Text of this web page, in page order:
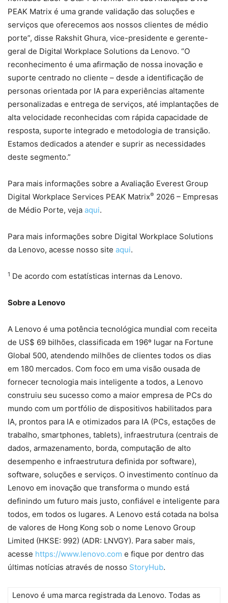
PEAK Matrix é uma grande validação das soluções e
serviços que oferecemos aos nossos clientes de médio
porte”, disse Rakshit Ghura, vice-presidente e gerente-
geral de Digital Workplace Solutions da Lenovo. “O
reconhecimento é uma afirmação de nossa inovação e
suporte centrado no cliente – desde a identificação de
personas orientada por IA para experiências altamente
personalizadas e entrega de serviços, até implantações de
alta velocidade reconhecidas com rápida capacidade de
resposta, suporte integrado e metodologia de transição.
Estamos dedicados a atender e suprir as necessidades
deste segmento.”
Para mais informações sobre a Avaliação Everest Group
Digital Workplace Services PEAK Matrix® 2026 – Empresas
de Médio Porte, veja aqui.
Para mais informações sobre Digital Workplace Solutions
da Lenovo, acesse nosso site aqui.
1 De acordo com estatísticas internas da Lenovo.
Sobre a Lenovo
A Lenovo é uma potência tecnológica mundial com receita
de US$ 69 bilhões, classificada em 196º lugar na Fortune
Global 500, atendendo milhões de clientes todos os dias
em 180 mercados. Com foco em uma visão ousada de
fornecer tecnologia mais inteligente a todos, a Lenovo
construiu seu sucesso como a maior empresa de PCs do
mundo com um portfólio de dispositivos habilitados para
IA, prontos para IA e otimizados para IA (PCs, estações de
trabalho, smartphones, tablets), infraestrutura (centrais de
dados, armazenamento, borda, computação de alto
desempenho e infraestrutura definida por software),
software, soluções e serviços. O investimento contínuo da
Lenovo em inovação que transforma o mundo está
definindo um futuro mais justo, confiável e inteligente para
todos, em todos os lugares. A Lenovo está cotada na bolsa
de valores de Hong Kong sob o nome Lenovo Group
Limited (HKSE: 992) (ADR: LNVGY). Para saber mais,
acesse https://www.lenovo.com e fique por dentro das
últimas notícias através de nosso StoryHub.
Lenovo é uma marca registrada da Lenovo. Todas as